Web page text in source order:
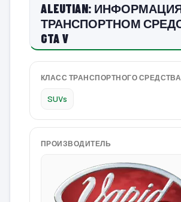
ALEUTIAN:
ТРАНСПОРТНОМ
GTA V
КЛАСС ТРАНСПОРТНОГО СРЕДСТВА
SUVs
ПРОИЗВОДИТЕЛЬ